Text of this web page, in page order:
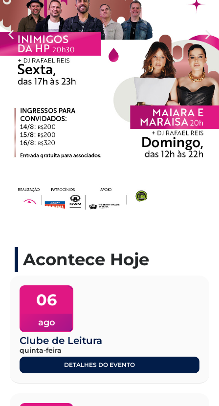
Acontece Hoje
06
ago
Clube de Leitura
quinta-feira
DETALHES DO EVENTO